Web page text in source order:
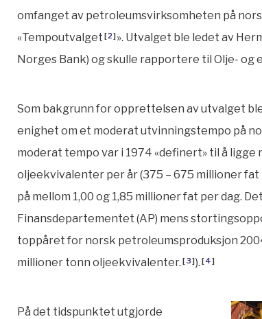
omfanget av petroleumsvirksomheten på
«Tempoutvalget [2]». Utvalget ble ledet av
Norges Bank) og skulle rapportere til Olje-
Som bakgrunn for opprettelsen av utvalget
enighet om et moderat utvinningstempo på
moderat tempo var i 1974 «definert» til å
oljeekvivalenter per år (375 – 675 millioner
på mellom 1,00 og 1,85 millioner fat per dag.
Finansdepartementet (AP) mens
toppåret for norsk petroleumsproduksjon
millioner tonn oljeekvivalenter. [3]). [4]
På det tidspunktet utgjorde